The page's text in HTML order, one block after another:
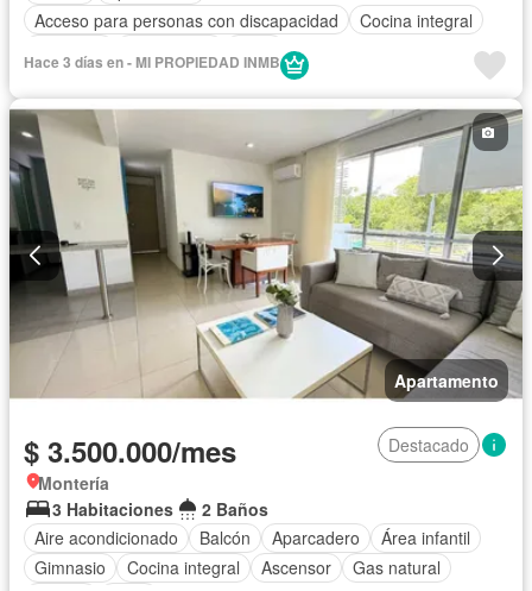
Acceso para personas con discapacidad
Cocina integral
Hace 3 días en - MI PROPIEDAD INMB
Apartamento
$ 3.500.000/mes
Destacado
Montería
3 Habitaciones
2 Baños
Aire acondicionado
Balcón Aparcadero
Área infantil
Gimnasio
Cocina integral Ascensor
Gas natural